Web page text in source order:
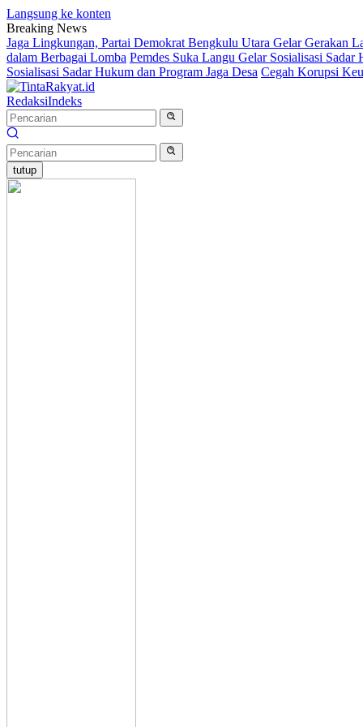
Langsung ke konten
Breaking News
Jaga Lingkungan, Partai Demokrat Bengkulu Utara Gelar Gerakan
dalam Berbagai Lomba Pemdes Suka Langu Gelar Sosialisasi
Sosialisasi Sadar Hukum dan Program Jaga Desa Cegah Korupsi
RedaksiIndeks
tutup